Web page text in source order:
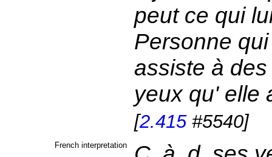
peut ce qui
Personne
assiste à
yeux qu' elle
[2.415#5540]
French interpretation